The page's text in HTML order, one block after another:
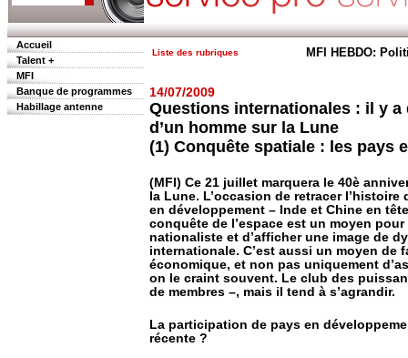
Accueil
Talent +
MFI
Banque de programmes
Habillage antenne
Liste des rubriques MFI HEBDO:
14/07/2009
Questions internationales : il y a
d’un homme sur la Lune
(1) Conquête spatiale : les pays
(MFI) Ce 21 juillet marquera le 40è
la Lune. L’occasion de retracer
en développement – Inde et Chine en
conquête de l’espace est un moyen
nationaliste et d’afficher une image de
internationale. C’est aussi un moyen de
économique, et non pas uniquement
on le craint souvent. Le club des
de membres –, mais il tend à s’agrandir.
La participation de pays en
récente ?